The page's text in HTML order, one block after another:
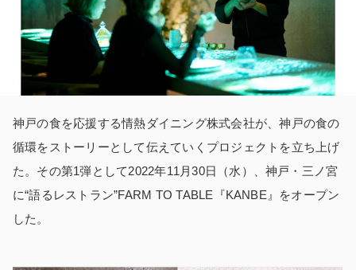
神戸の食を応援する情熱ダイニング株式会社が、神戸の食の
循環をストーリーとして伝えていくプロジェクトを立ち上げ
た。その第1弾として2022年11月30日（水）、神戸・三ノ宮
に“語るレストラン”FARM TO TABLE『KANBE』をオープン
した。